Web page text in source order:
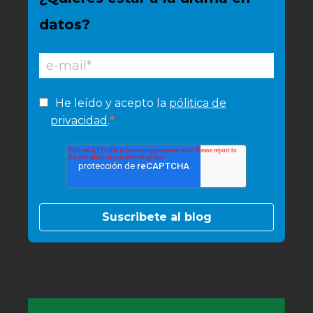
datos?
He leído y acepto la pólitica de
privacidad .*